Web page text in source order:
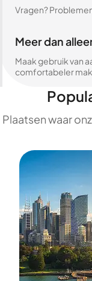
Vragen?
Meer dan
Maak gebruik van
comfortabeler
Plaatsen waar